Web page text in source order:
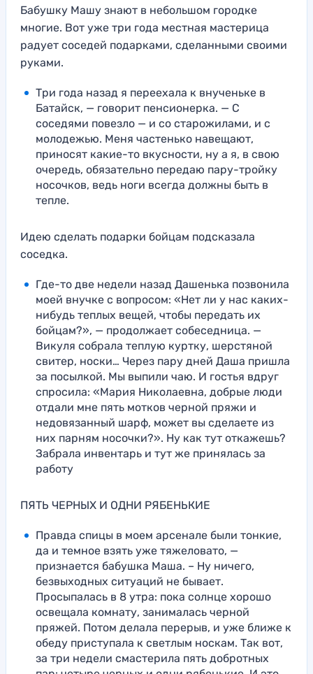
Бабушку Машу знают в небольшом городке
многие. Вот уже три года местная мастерица
радует соседей подарками, сделанными своими
руками.
Три года назад я переехала к внученьке в
Батайск, — говорит пенсионерка. — С
соседями повезло — и со старожилами, и с
молодежью. Меня частенько навещают,
приносят какие-то вкусности, ну а я, в свою
очередь, обязательно передаю пару-тройку
носочков, ведь ноги всегда должны быть в
тепле.
Идею сделать подарки бойцам подсказала
соседка.
Где-то две недели назад Дашенька позвонила
моей внучке с вопросом: «Нет ли у нас каких-
нибудь теплых вещей, чтобы передать их
бойцам?», — продолжает собеседница. —
Викуля собрала теплую куртку, шерстяной
свитер, носки… Через пару дней Даша пришла
за посылкой. Мы выпили чаю. И гостья вдруг
спросила: «Мария Николаевна, добрые люди
отдали мне пять мотков черной пряжи и
недовязанный шарф, может вы сделаете из
них парням носочки?». Ну как тут откажешь?
Забрала инвентарь и тут же принялась за
работу
ПЯТЬ ЧЕРНЫХ И ОДНИ РЯБЕНЬКИЕ
Правда спицы в моем арсенале были тонкие,
да и темное взять уже тяжеловато, —
признается бабушка Маша. – Ну ничего,
безвыходных ситуаций не бывает.
Просыпалась в 8 утра: пока солнце хорошо
освещала комнату, занималась черной
пряжей. Потом делала перерыв, и уже ближе к
обеду приступала к светлым носкам. Так вот,
за три недели смастерила пять добротных